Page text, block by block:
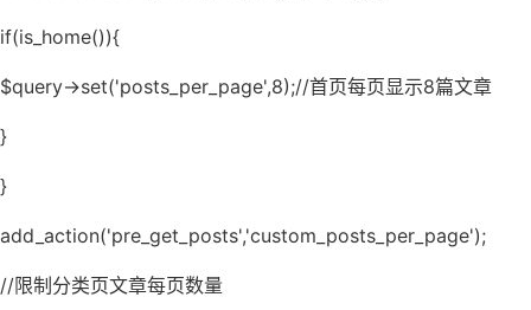
if(is_home()){
$query->set('posts_per_page',8);//首页每页显示8篇文章
}
}
add_action('pre_get_posts','custom_posts_per_page');
//限制分类页文章每页数量